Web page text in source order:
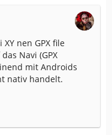
nen GPX file
Navi (GPX
mit Androids
nativ handelt.